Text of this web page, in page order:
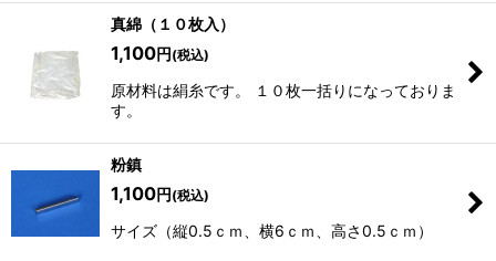
真綿（１０枚入）
1,100円 (税込)
原材料は絹糸です。 １０枚一括りになっておりま
す。
粉鎮
1,100円 (税込)
サイズ（縦0.5ｃｍ、横6ｃｍ、高さ0.5ｃｍ）